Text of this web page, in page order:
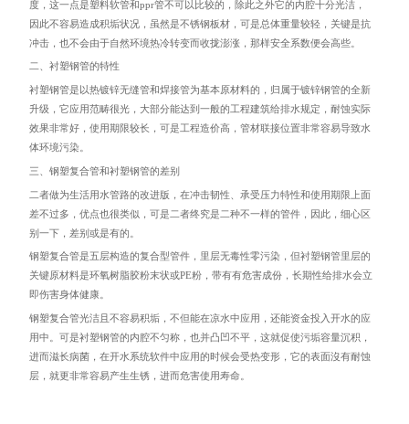
度，这一点是塑料软管和ppr管不可以比较的，除此之外它的内腔十分光洁，
因此不容易造成积垢状况，虽然是不锈钢板材，可是总体重量较轻，关键是抗
冲击，也不会由于自然环境热冷转变而收拢澎涨，那样安全系数便会高些。
二、衬塑钢管的特性
衬塑钢管是以热镀锌无缝管和焊接管为基本原材料的，归属于镀锌钢管的全新
升级，它应用范畴很光，大部分能达到一般的工程建筑给排水规定，耐蚀实际
效果非常好，使用期限较长，可是工程造价高，管材联接位置非常容易导致水
体环境污染。
三、钢塑复合管和衬塑钢管的差别
二者做为生活用水管路的改进版，在冲击韧性、承受压力特性和使用期限上面
差不过多，优点也很类似，可是二者终究是二种不一样的管件，因此，细心区
别一下，差别或是有的。
钢塑复合管是五层构造的复合型管件，里层无毒性零污染，但衬塑钢管里层的
关键原材料是环氧树脂胶粉末状或PE粉，带有有危害成份，长期性给排水会立
即伤害身体健康。
钢塑复合管光洁且不容易积垢，不但能在凉水中应用，还能资金投入开水的应
用中。可是衬塑钢管的内腔不匀称，也并凸凹不平，这就促使污垢容量沉积，
进而滋长病菌，在开水系统软件中应用的时候会受热变形，它的表面沒有耐蚀
层，就更非常容易产生生锈，进而危害使用寿命。